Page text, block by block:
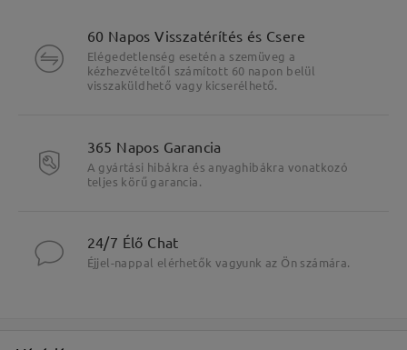
Fő jellemzők kiemelése
60 Napos Visszatérítés és Csere
Elégedetlenség esetén a szemüveg a
kézhezvételtől számított 60 napon belül
visszaküldhető vagy kicserélhető.
365 Napos Garancia
A gyártási hibákra és anyaghibákra vonatkozó
teljes körű garancia.
24/7 Élő Chat
Éjjel-nappal elérhetők vagyunk az Ön számára.